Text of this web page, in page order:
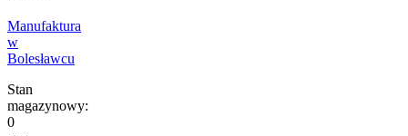
Manufaktura
w
Bolesławcu
Stan
magazynowy:
0